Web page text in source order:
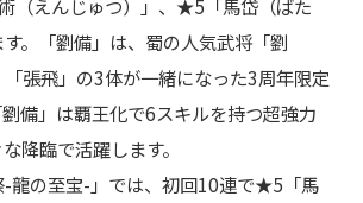
（えんじゅつ）」、★5「馬岱（ばた
。「劉備」は、蜀の人気武将「劉
張飛」の3体が一緒になった3周年限定
備」は覇王化で6スキルを持つ超強力
降臨で活躍します。
-龍の至宝-」では、初回10連で★5「馬